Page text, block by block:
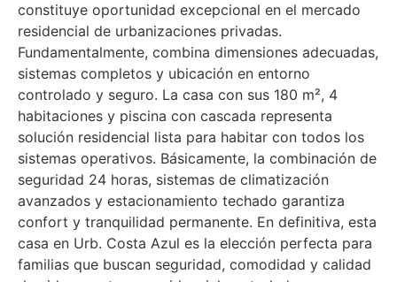
constituye oportunidad excepcional en el mercado
residencial de urbanizaciones privadas.
Fundamentalmente, combina dimensiones adecuadas,
sistemas completos y ubicación en entorno
controlado y seguro. La casa con sus 180 m², 4
habitaciones y piscina con cascada representa
solución residencial lista para habitar con todos los
sistemas operativos. Básicamente, la combinación de
seguridad 24 horas, sistemas de climatización
avanzados y estacionamiento techado garantiza
confort y tranquilidad permanente. En definitiva, esta
casa en Urb. Costa Azul es la elección perfecta para
familias que buscan seguridad, comodidad y calidad